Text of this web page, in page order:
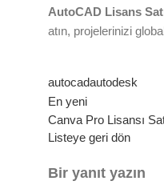
AutoCAD Lisans
atın, projelerinizi
autocadautodesk
En yeni
Canva Pro Lisansı
Listeye geri dön
Bir yanıt yazın